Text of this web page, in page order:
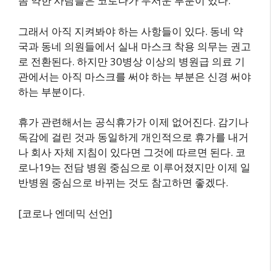
그래서 아직 지켜봐야 하는 사항들이 있다. 동네 약
국과 동네 의원들에서 실내 마스크 착용 의무는 권고
로 전환된다. 하지만 30병상 이상의 병원급 의료 기
관에서는 아직 마스크를 써야 하는 부분은 신경 써야
하는 부분이다.
휴가 관련해서는 공식휴가가 이제 없어진다. 감기나
독감에 걸린 것과 동일하게 개인적으로 휴가를 내거
나 회사 자체 지침이 있다면 그것에 따르면 된다. 코
로나19는 전담 병원 중심으로 이루어졌지만 이제 일
반병원 중심으로 바뀌는 것도 참고하면 좋겠다.
[코로나 엔데믹 선언]